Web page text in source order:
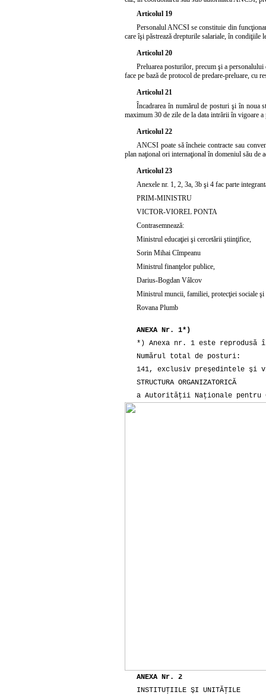
Articolul 19
Personalul ANCSI se constituie din
care îşi păstrează drepturile salariale, în condiţiile
Articolul 20
Preluarea posturilor, precum şi a
face pe bază de protocol de predare-preluare, cu
Articolul 21
Încadrarea în numărul de posturi şi în noua
maximum 30 de zile de la data intrării în vigoare a
Articolul 22
ANCSI poate să încheie contracte sau
plan naţional ori internaţional în domeniul său de
Articolul 23
Anexele nr. 1, 2, 3a, 3b şi 4 fac parte
PRIM-MINISTRU
VICTOR-VIOREL PONTA
Contrasemnează:
Ministrul educaţiei şi cercetării ştiinţifice,
Sorin Mihai Cîmpeanu
Ministrul finanţelor publice,
Darius-Bogdan Vâlcov
Ministrul muncii, familiei, protecţiei sociale şi
Rovana Plumb
ANEXA Nr. 1*)
*) Anexa nr. 1 este reprodusă
Numărul total de posturi:
141, exclusiv preşedintele şi
STRUCTURA ORGANIZATORICĂ
a Autorităţii Naţionale
ANEXA Nr. 2
INSTITUŢIILE ŞI UNITĂŢILE